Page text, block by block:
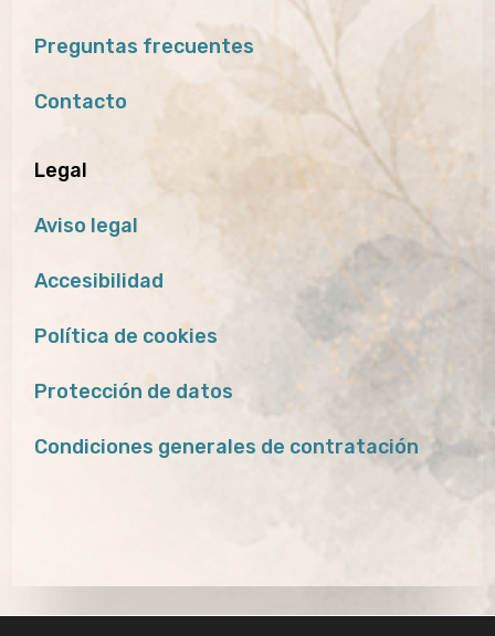
Preguntas frecuentes
Contacto
Legal
Aviso legal
Accesibilidad
Política de cookies
Protección de datos
Condiciones generales de contratación